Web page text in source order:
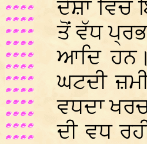
ਦੇਸ਼ਾਂ ਵਿੱਚ
ਤੋਂ ਵੱਧ
ਆਦਿ
ਘਟਦੀ
ਵਧਦਾ
ਦੀ ਵਧ